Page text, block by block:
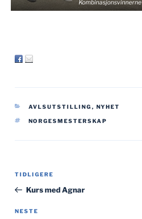
Kombinasjonsvinnerne
KATEGORIER
AVLSUTSTILLING , NYHET
STIKKORD
NORGESMESTERSKAP
Forrige
innlegg
TIDLIGERE
Kurs med Agnar
Neste
NESTE